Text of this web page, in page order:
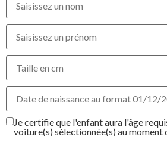
Je certifie que l'enfant aura l'âge
voiture(s) sélectionnée(s) au moment